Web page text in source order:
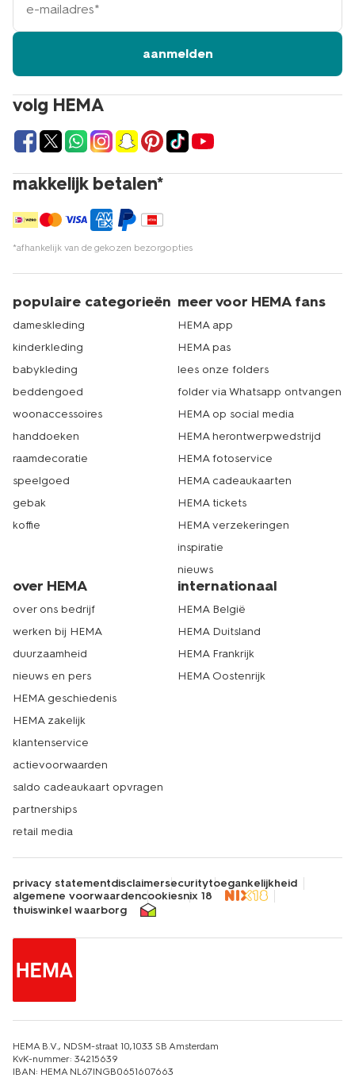
volg HEMA
makkelijk betalen*
*afhankelijk van de gekozen bezorgopties
mailadres
aanmelden
populaire categorieën
dameskleding
kinderkleding
babykleding
beddengoed
woonaccessoires
handdoeken
raamdecoratie
speelgoed
gebak
koffie
meer voor HEMA fans
HEMA app
HEMA pas
lees onze folders
folder via Whatsapp ontvangen
HEMA op social media
HEMA herontwerpwedstrijd
HEMA fotoservice
HEMA cadeaukaarten
HEMA tickets
HEMA verzekeringen
inspiratie
nieuws
over HEMA
over ons bedrijf
werken bij HEMA
duurzaamheid
nieuws en pers
HEMA geschiedenis
HEMA zakelijk
klantenservice
actievoorwaarden
saldo cadeaukaart opvragen
partnerships
retail media
internationaal
HEMA België
HEMA Duitsland
HEMA Frankrijk
HEMA Oostenrijk
privacy statementdisclaimersecuritytoegankelijkheid
algemene voorwaardencookiesnix 18
thuiswinkel waarborg
HEMA B.V., NDSM-straat 10,1033 SB Amsterdam
KvK-nummer: 34215639
IBAN: HEMA NL67INGB0651607663